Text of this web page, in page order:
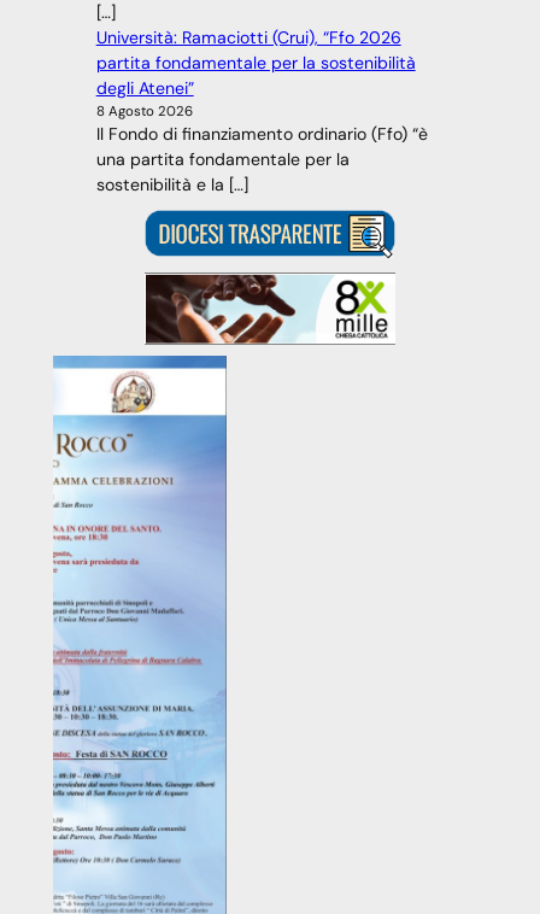
[…]
Università: Ramaciotti (Crui), “Ffo 2026
partita fondamentale per la sostenibilità
degli Atenei”
8 Agosto 2026
Il Fondo di finanziamento ordinario (Ffo) “è
una partita fondamentale per la
sostenibilità e la […]